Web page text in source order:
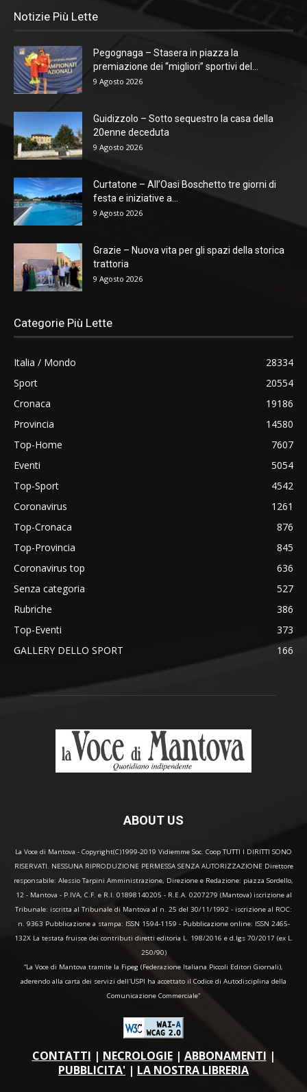
Notizie Più Lette
Pegognaga – Stasera in piazza la
premiazione dei “migliori” sportivi del...
9 Agosto 2026
Guidizzolo – Sotto sequestro la casa della
20enne deceduta
9 Agosto 2026
Curtatone – All’Oasi Boschetto tre giorni di
festa e iniziative a...
9 Agosto 2026
Grazie – Nuova vita per gli spazi della storica
trattoria
9 Agosto 2026
Categorie Più Lette
Italia / Mondo
28334
Sport
20554
Cronaca
19186
Provincia
14580
Top-Home
7607
Eventi
5054
Top-Sport
4542
Coronavirus
1261
Top-Cronaca
876
Top-Provincia
845
Coronavirus top
636
Senza categoria
527
Rubriche
386
Top-Eventi
373
GALLERY DELLO SPORT
166
ABOUT US
La Voce di Mantova - Copyright(C)1999-2019 Vidiemme Soc. Coop TUTTI I DIRITTI SONO
RISERVATI. NESSUNA RIPRODUZIONE PERMESSA SENZA AUTORIZZAZIONE Direttore
responsabile: Alessio Tarpini Amministrazione, Direzione e Redazione: piazza Sordello,
12 - Mantova - P.IVA, C.F. e R.I. 01898140205 - R.E.A. 0207279 (Mantova) iscrizione al
Tribunale: iscritta al Tribunale di Mantova al n. 25 del 30/11/1992 - iscrizione al ROC:
n. 9363 Pubblicazione a stampa: ISSN 1594-1159 - Pubblicazione online: ISSN 2465-
132X La testata fruisce dei contributi diretti editoria L. 198/2016 e d.lgs 70/2017 (ex L.
250/90)
“La Voce di Mantova tramite la Fipeg (Federazione Italiana Piccoli Editori Giornali),
aderendo alla carta dei servizi dell'USPI ha accettato il Codice di Autodisciplina della
Comunicazione Commerciale"
CONTATTI | NECROLOGIE| ABBONAMENTI |
PUBBLICITA' | LA NOSTRA LIBRERIA